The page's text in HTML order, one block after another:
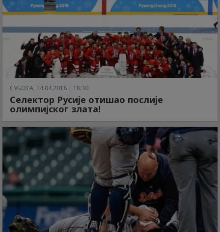
СУБОТА, 14.04.2018 | 18:30
Селектор Русије отишао послије
олимпијског злата!